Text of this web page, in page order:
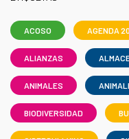
ACOSO AGENDA
ALIANZAS
ANIMALES
BIODIVERSIDAD